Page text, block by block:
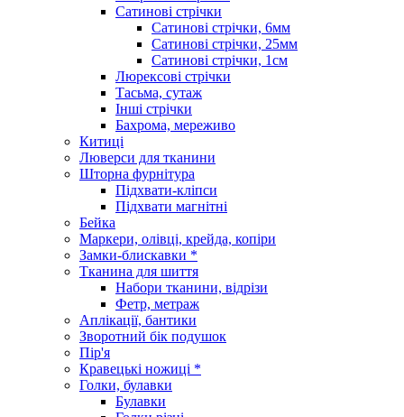
Сатинові стрічки
Сатинові стрічки, 6мм
Сатинові стрічки, 25мм
Сатинові стрічки, 1см
Люрексові стрічки
Тасьма, сутаж
Інші стрічки
Бахрома, мереживо
Китиці
Люверси для тканини
Шторна фурнітура
Підхвати-кліпси
Підхвати магнітні
Бейка
Маркери, олівці, крейда, копіри
Замки-блискавки *
Тканина для шиття
Набори тканини, відрізи
Фетр, метраж
Аплікації, бантики
Зворотний бік подушок
Пір'я
Кравецькі ножиці *
Голки, булавки
Булавки